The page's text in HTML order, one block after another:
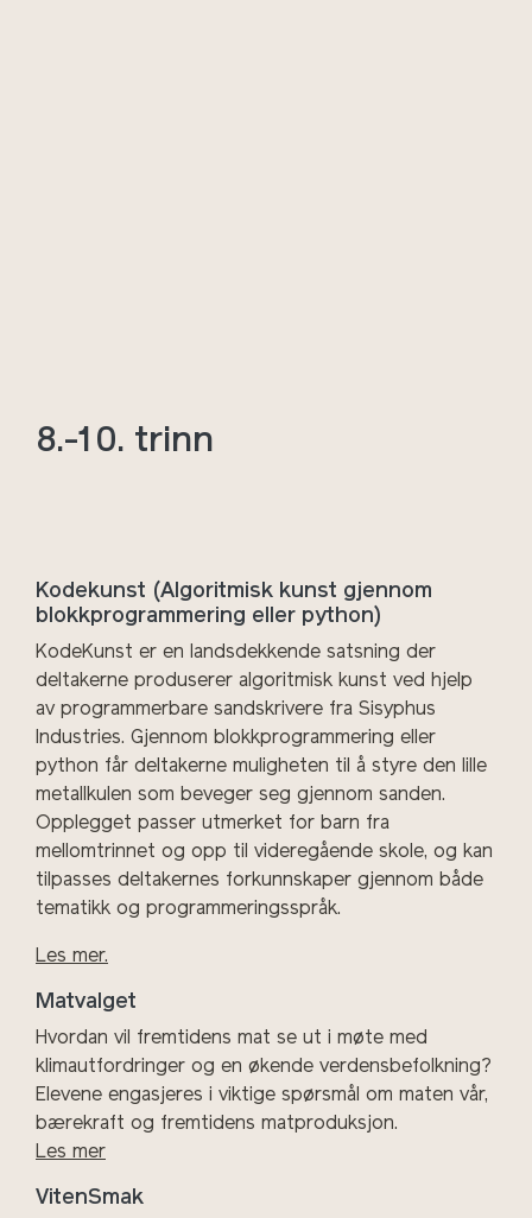
8.-10. trinn
Kodekunst (Algoritmisk kunst gjennom
blokkprogrammering eller python)
KodeKunst er en landsdekkende satsning der
deltakerne produserer algoritmisk kunst ved hjelp
av programmerbare sandskrivere fra Sisyphus
Industries. Gjennom blokkprogrammering eller
python får deltakerne muligheten til å styre den lille
metallkulen som beveger seg gjennom sanden.
Opplegget passer utmerket for barn fra
mellomtrinnet og opp til videregående skole, og kan
tilpasses deltakernes forkunnskaper gjennom både
tematikk og programmeringsspråk.
Les mer.
Matvalget
Hvordan vil fremtidens mat se ut i møte med
klimautfordringer og en økende verdensbefolkning?
Elevene engasjeres i viktige spørsmål om maten vår,
bærekraft og fremtidens matproduksjon.
Les mer
VitenSmak